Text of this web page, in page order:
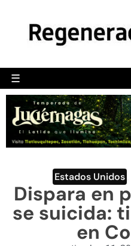
☰
Estados Unidos
Dispara en
se suicida:
en